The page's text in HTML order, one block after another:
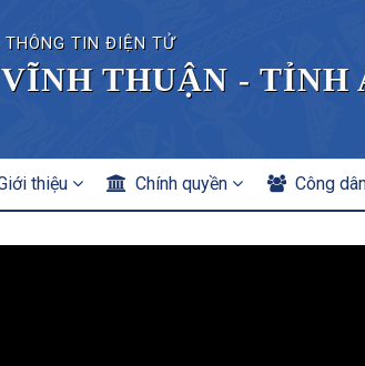
THÔNG TIN ĐIỆN TỬ
THUẬN - TỈNH
thiệu Chính quyền Công